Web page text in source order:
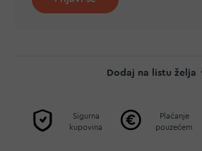
Dodaj na listu želja
Sigurna
kupovina
Plaćanje
pouzećem